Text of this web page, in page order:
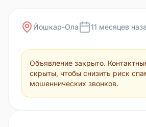
Йошкар-Ола 11 месяцев
Объявление закрыто.
скрыты, чтобы снизить риск
мошеннических звонков.